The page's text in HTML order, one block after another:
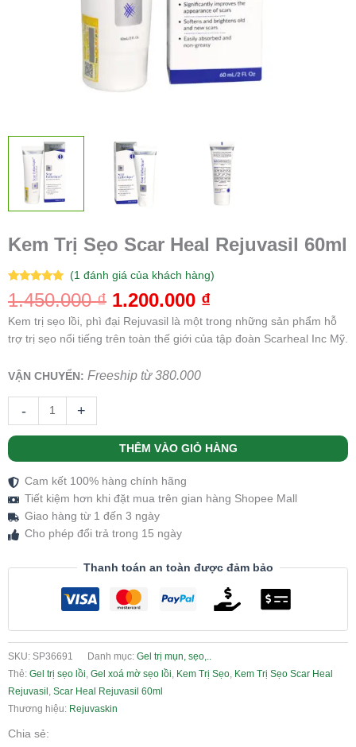
Kem Trị Sẹo Scar Heal Rejuvasil 60ml
5.00
trên 5
dựa trên
1
(1đánh giá của khách hàng)
1.450.000₫ 1.200.000 ₫
Kem trị sẹo lồi, phì đại Rejuvasil là một trong những sản phẩm hỗ
trợ trị sẹo nổi tiếng trên toàn thế giới của tập đoàn Scarheal Inc Mỹ.
VẬN CHUYỂN: Freeship từ 380.000
- +
THÊM VÀO GIỎ HÀNG
Cam kết 100% hàng chính hãng
Tiết kiệm hơn khi đặt mua trên gian hàng Shopee Mall
Giao hàng từ 1 đến 3 ngày
Cho phép đổi trả trong 15 ngày
Thanh toán an toàn được đảm bảo
SKU: SP36691 Danh mục: Gel trị mụn, sẹo,..
Thẻ: Gel trị sẹo lồi, Gel xoá mờ sẹo lồi, Kem Trị Sẹo, Kem Trị Sẹo Scar Heal
Rejuvasil , Scar Heal Rejuvasil 60ml
Thương hiệu: Rejuvaskin
Chia sẻ: